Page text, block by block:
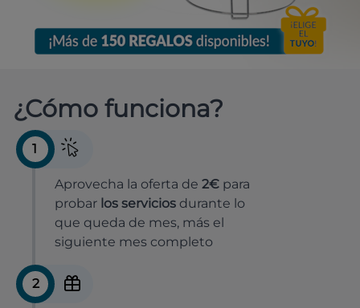
¿Cómo funciona?
1
Aprovecha la oferta de 2€ para
probar los servicios durante lo
que queda de mes, más el
siguiente mes completo
2